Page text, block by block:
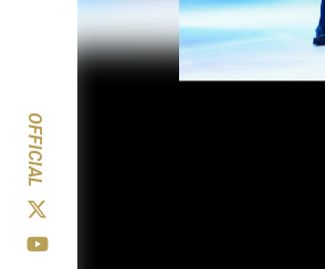
OFFICIAL